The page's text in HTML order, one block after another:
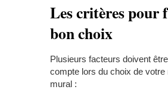
Les critères pour
bon choix
Plusieurs facteurs doivent
compte lors du choix de votre
mural :